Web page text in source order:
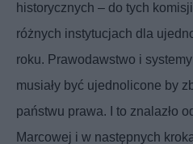
historycznych – do tych
różnych instytucjach dla
roku. Prawodawstwo i
musiały być ujednolicone by
państwu prawa. I to znalazło
Marcowej i w następnych